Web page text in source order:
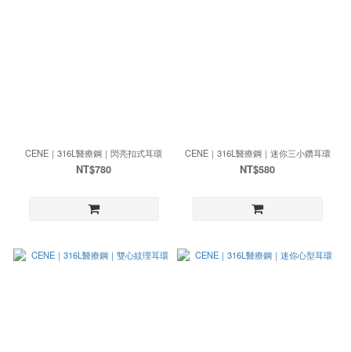
CENE｜316L醫療鋼｜閃亮扣式耳環
NT$780
CENE｜316L醫療鋼｜迷你三小鑽耳環
NT$580